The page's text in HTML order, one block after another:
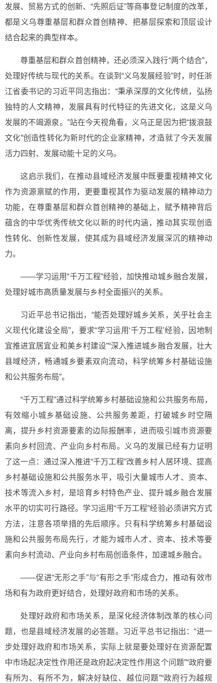
发展、贸易方式的创新、“先照后证”等商事登记制度的改革，
都是义乌尊重基层和群众首创精神、把基层探索和顶层设计
结合起来的典型样本。
尊重基层和群众首创精神，还必须深入践行“两个结合”，
处理好传统与现代的关系。在谈到“义乌发展经验”时，时任浙
江省委书记的习近平同志指出：“秉承深厚的文化传统，弘扬
独特的人文精神，发展具有时代特征的先进文化，这是义乌
发展的不竭源泉。”站在今天视角看，义乌正是因为把“拨浪鼓
文化”创造性转化为新时代的企业家精神，才造就了今天发展
活力四射、发展动能十足的义乌。
这启示我们，在推动县域经济发展中既要重视精神文化
作为资源禀赋的作用，更要重视其作为驱动发展的精神动力
功能，在尊重基层和群众首创精神的基础上，赋予精神背后
蕴含的中华优秀传统文化以新的时代内涵，推动其实现创造
性转化、创新性发展，使其成为县域经济发展深沉的精神动
力。
——学习运用“千万工程”经验，加快推动城乡融合发展，
处理好城市高质量发展与乡村全面振兴的关系。
习近平总书记指出，“能否处理好城乡关系，关乎社会主
义现代化建设全局”，要求“学习运用‘千万工程’经验，因地制
宜推进宜居宜业和美乡村建设”“深入推进城乡融合发展，壮大
县域经济，畅通城乡要素双向流动，科学统筹乡村基础设施
和公共服务布局”。
“千万工程”通过科学统筹乡村基础设施和公共服务布局，
有效缩小城乡基础设施、公共服务差距，打破城乡时空隔
离，提升乡村资源要素的边际报酬率，进而吸引城市资源要
素向乡村回流、产业向乡村布局。义乌的发展已经有力证明
了这一点：通过深入推进“千万工程”改善乡村人居环境、提高
乡村基础设施和公共服务水平，吸引大量城市人才、资本、
技术等流入乡村，是培育乡村特色产业、提升城乡融合发展
水平的切实可行路径。学习运用“千万工程”经验必须讲究方式
方法，注意各项举措的先后顺序。只有科学统筹乡村基础设
施和公共服务布局先行，才能为城市人才、资本、技术等要
素向乡村流动、产业向乡村布局创造条件，加速城乡融合。
——促进“无形之手”与“有形之手”形成合力，推动有效市
场和有为政府更好结合，处理好政府和市场的关系。
处理好政府和市场关系，是深化经济体制改革的核心问
题，也是县域经济发展的必答题。习近平总书记指出：“进一
步处理好政府和市场关系，实际上就是要处理好在资源配置
中市场起决定性作用还是政府起决定性作用这个问题”“政府要
有所为、有所不为，解决好缺位、越位问题”“政府行为越规